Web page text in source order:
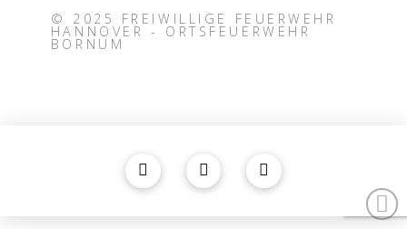
© 2025 FREIWILLIGE FEUERWEHR
HANNOVER - ORTSFEUERWEHR
BORNUM